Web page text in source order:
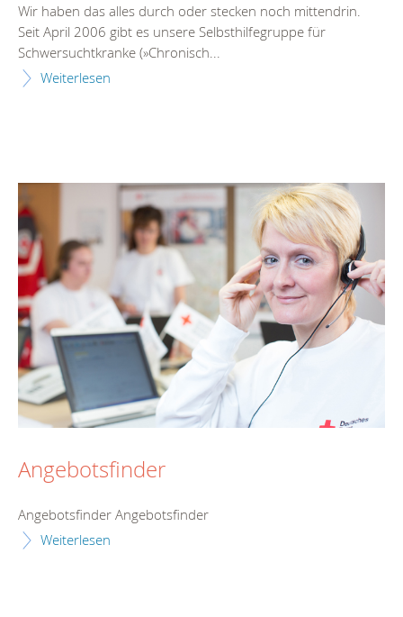
Wir haben das alles durch oder stecken noch mittendrin.
Seit April 2006 gibt es unsere Selbsthilfegruppe für
Schwersuchtkranke (»Chronisch...
Weiterlesen
Angebotsfinder
Angebotsfinder Angebotsfinder
Weiterlesen